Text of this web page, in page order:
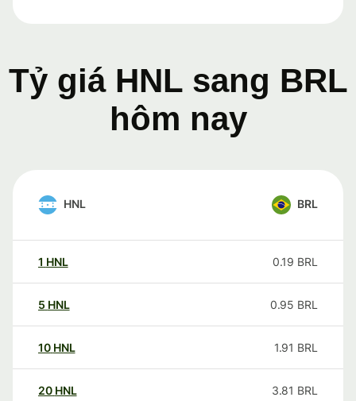
Tỷ giá HNL sang BRL
hôm nay
HNL BRL
1 HNL 0.19 BRL
5 HNL 0.95 BRL
10 HNL 1.91 BRL
20 HNL 3.81 BRL